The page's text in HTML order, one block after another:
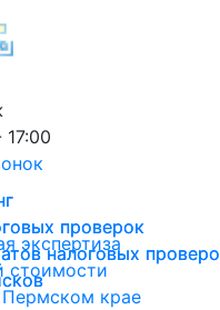
экспертиза
стоимости
крае
проверок
налоговых
проверок
налоговых